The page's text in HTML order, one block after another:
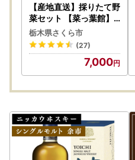
【産地直送】採りたて野
菜セット 【菜っ葉館】
≪旬の野菜 新鮮 詰め合
わせ 栃木県産 国産≫◇
栃木県さくら市
(27)
7,000